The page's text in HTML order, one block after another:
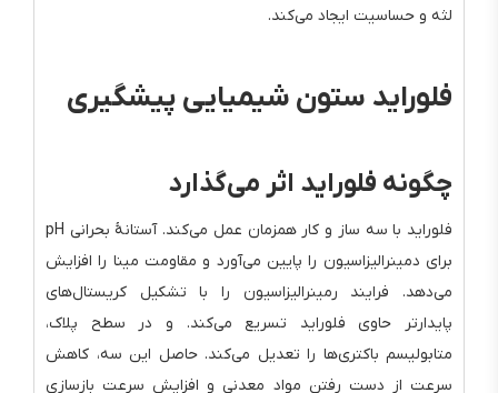
لثه و حساسیت ایجاد می‌کند.
فلوراید ستون شیمیایی پیشگیری
چگونه فلوراید اثر می‌گذارد
فلوراید با سه ساز و کار همزمان عمل می‌کند. آستانهٔ بحرانی pH
برای دمینرالیزاسیون را پایین می‌آورد و مقاومت مینا را افزایش
می‌دهد. فرایند رمینرالیزاسیون را با تشکیل کریستال‌های
پایدارتر حاوی فلوراید تسریع می‌کند. و در سطح پلاک،
متابولیسم باکتری‌ها را تعدیل می‌کند. حاصل این سه، کاهش
سرعت از دست رفتن مواد معدنی و افزایش سرعت بازسازی